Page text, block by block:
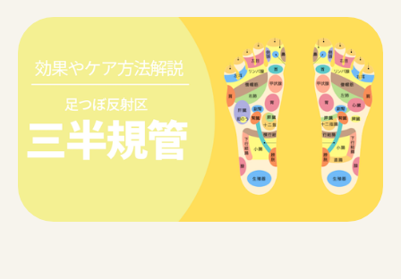
予約・キャンペーン
tel.
〒500-8235
岐阜市東中島 (自宅サロンのため番地はご予約時にお伝えいたしま